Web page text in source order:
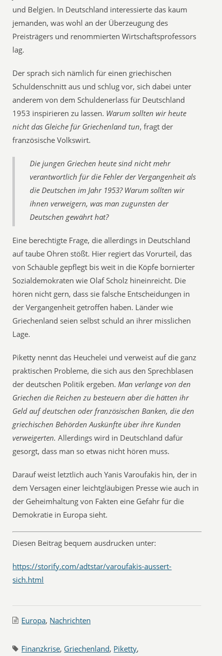
und Belgien. In Deutschland interessierte das kaum
jemanden, was wohl an der Überzeugung des
Preisträgers und renommierten Wirtschaftsprofessors
lag.
Der sprach sich nämlich für einen griechischen
Schuldenschnitt aus und schlug vor, sich dabei unter
anderem von dem Schuldenerlass für Deutschland
1953 inspirieren zu lassen. Warum sollten wir heute
nicht das Gleiche für Griechenland tun, fragt der
französische Volkswirt.
Die jungen Griechen heute sind nicht mehr
verantwortlich für die Fehler der Vergangenheit als
die Deutschen im Jahr 1953? Warum sollten wir
ihnen verweigern, was man zugunsten der
Deutschen gewährt hat?
Eine berechtigte Frage, die allerdings in Deutschland
auf taube Ohren stößt. Hier regiert das Vorurteil, das
von Schäuble gepflegt bis weit in die Köpfe bornierter
Sozialdemokraten wie Olaf Scholz hineinreicht. Die
hören nicht gern, dass sie falsche Entscheidungen in
der Vergangenheit getroffen haben. Länder wie
Griechenland seien selbst schuld an ihrer misslichen
Lage.
Piketty nennt das Heuchelei und verweist auf die ganz
praktischen Probleme, die sich aus den Sprechblasen
der deutschen Politik ergeben.Man verlange von den
Griechen die Reichen zu besteuern aber die hätten ihr
Geld auf deutschen oder französischen Banken, die den
griechischen Behörden Auskünfte über ihre Kunden
verweigerten. Allerdings wird in Deutschland dafür
gesorgt, dass man so etwas nicht hören muss.
Darauf weist letztlich auch Yanis Varoufakis hin, der in
dem Versagen einer leichtgläubigen Presse wie auch in
der Geheimhaltung von Fakten eine Gefahr für die
Demokratie in Europa sieht.
Diesen Beitrag bequem ausdrucken unter:
https://storify.com/adtstar/varoufakis-aussert-
sich.html
Europa, Nachrichten
Finanzkrise, Griechenland, Piketty,